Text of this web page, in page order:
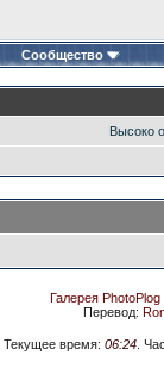
Сообщество
Высоко
Галерея
Перевод:
Текущее время: 06:24 .